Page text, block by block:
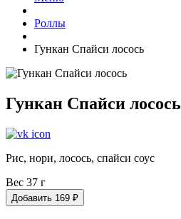
Роллы
Гункан Спайси лосось
Гункан Спайси лосось
Рис, нори, лосось, спайси соус
Вес 37 г
Добавить 169 ₽